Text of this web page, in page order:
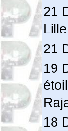
21
21
19
18